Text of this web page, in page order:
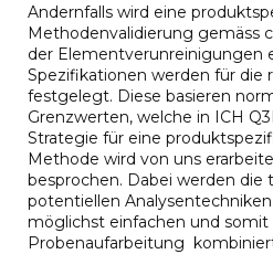
Andernfalls wird eine
Methodenvalidierung gemäss
der Elementverunreinigungen
Spezifikationen werden für die
festgelegt. Diese basieren
Grenzwerten, welche in ICH
Strategie für eine
Methode wird von uns
besprochen. Dabei werden die
potentiellen
möglichst einfachen und
Probenaufarbeitung